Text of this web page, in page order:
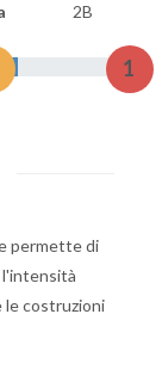
2B
1
permette di
l'intensità
le costruzioni